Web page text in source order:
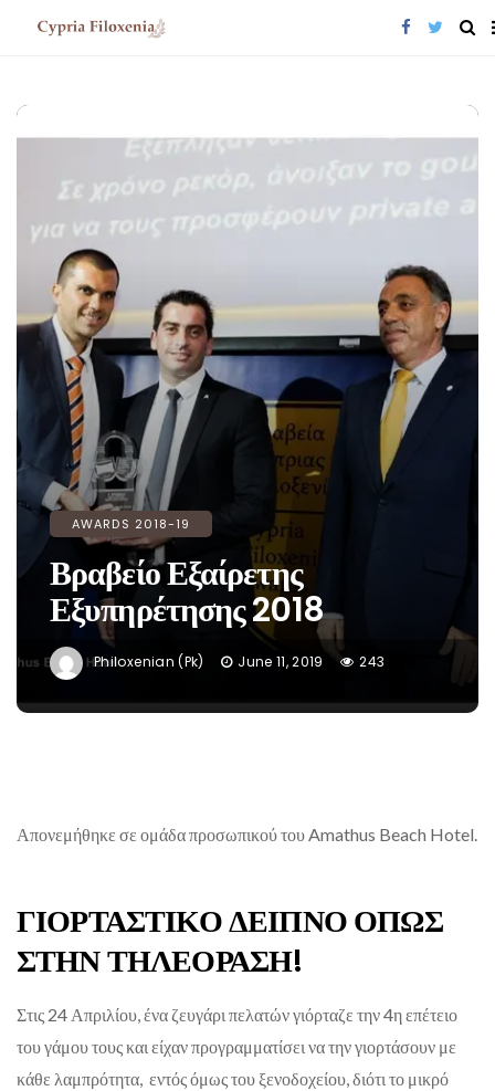
AWARDS 2018-19
Βραβείο Εξαίρετης
Εξυπηρέτησης 2018
Philoxenian (pk) June 11, 2019 243
Απονεμήθηκε σε ομάδα προσωπικού του Amathus Beach Hotel.
ΓΙΟΡΤΑΣΤΙΚΟ ΔΕΙΠΝΟ ΟΠΩΣ
ΣΤΗΝ ΤΗΛΕΟΡΑΣΗ!
Στις 24 Απριλίου, ένα ζευγάρι πελατών γιόρταζε την 4η επέτειο
του γάμου τους και είχαν προγραμματίσει να την γιορτάσουν με
κάθε λαμπρότητα, εντός όμως του ξενοδοχείου, διότι το μικρό